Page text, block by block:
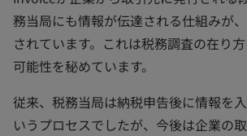
務当局にも情報が伝達される仕組みが
されています。これは税務調査の在り
可能性を秘めています。
従来、税務当局は納税申告後に情報を
いうプロセスでしたが、今後は企業の